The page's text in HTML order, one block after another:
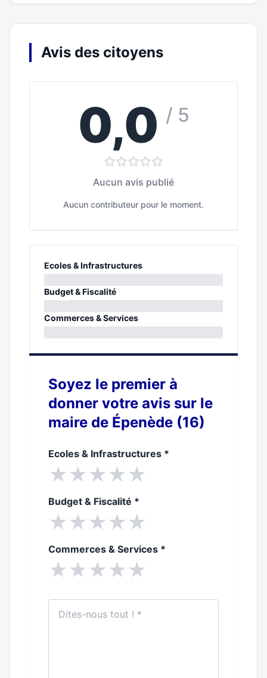
Avis des citoyens
0,0 / 5
Aucun avis publié
Aucun contributeur pour le moment.
Ecoles & Infrastructures
0%
Budget & Fiscalité
0%
Commerces & Services
Soyez le premier à
donner votre avis sur le
maire de Épenède (16)
Ecoles & Infrastructures *
★★★★★
Budget & Fiscalité *
★★★★★
Commerces & Services *
★★★★★